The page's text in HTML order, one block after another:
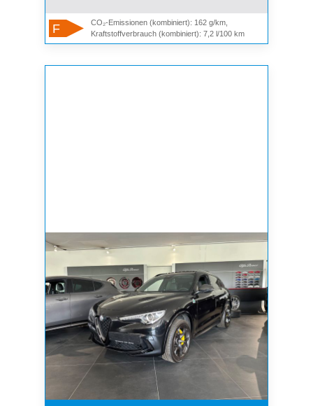
F
CO₂-Emissionen (kombiniert): 162 g/km,
Kraftstoffverbrauch (kombiniert): 7,2 l/100 km